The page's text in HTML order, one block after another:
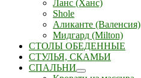
Ланс (Ханс)
Shole
Аликанте (Валенсия)
Мидгард (Milton)
СТОЛЫ ОБЕДЕННЫЕ
СТУЛЬЯ, СКАМЬИ
СПАЛЬНИ